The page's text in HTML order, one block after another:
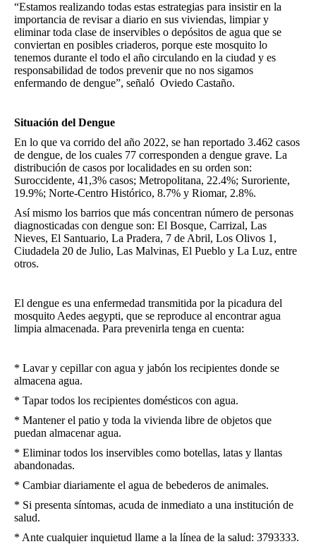
“Estamos realizando todas estas estrategias para insistir en la
importancia de revisar a diario en sus viviendas, limpiar y
eliminar toda clase de inservibles o depósitos de agua que se
conviertan en posibles criaderos, porque este mosquito lo
tenemos durante el todo el año circulando en la ciudad y es
responsabilidad de todos prevenir que no nos sigamos
enfermando de dengue”, señaló Oviedo Castaño.
Situación del Dengue
En lo que va corrido del año 2022, se han reportado 3.462 casos
de dengue, de los cuales 77 corresponden a dengue grave. La
distribución de casos por localidades en su orden son:
Suroccidente, 41,3% casos; Metropolitana, 22.4%; Suroriente,
19.9%; Norte-Centro Histórico, 8.7% y Riomar, 2.8%.
Así mismo los barrios que más concentran número de personas
diagnosticadas con dengue son: El Bosque, Carrizal, Las
Nieves, El Santuario, La Pradera, 7 de Abril, Los Olivos 1,
Ciudadela 20 de Julio, Las Malvinas, El Pueblo y La Luz, entre
otros.
El dengue es una enfermedad transmitida por la picadura del
mosquito Aedes aegypti, que se reproduce al encontrar agua
limpia almacenada. Para prevenirla tenga en cuenta:
* Lavar y cepillar con agua y jabón los recipientes donde se
almacena agua.
* Tapar todos los recipientes domésticos con agua.
* Mantener el patio y toda la vivienda libre de objetos que
puedan almacenar agua.
* Eliminar todos los inservibles como botellas, latas y llantas
abandonadas.
* Cambiar diariamente el agua de bebederos de animales.
* Si presenta síntomas, acuda de inmediato a una institución de
salud.
* Ante cualquier inquietud llame a la línea de la salud: 3793333.